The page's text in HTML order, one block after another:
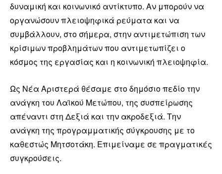
δυναμική και κοινωνικό αντίκτυπο. Αν μπορούν να
οργανώσουν πλειοψηφικά ρεύματα και να
συμβάλλουν, στο σήμερα, στην αντιμετώπιση των
κρίσιμων προβλημάτων που αντιμετωπίζει ο
κόσμος της εργασίας και η κοινωνική πλειοψηφία.
Ως Νέα Αριστερά θέσαμε στο δημόσιο πεδίο την
ανάγκη του Λαϊκού Μετώπου, της συσπείρωσης
απέναντι στη Δεξιά και την ακροδεξιά. Την
ανάγκη της προγραμματικής σύγκρουσης με το
καθεστώς Μητσοτάκη. Επιμείναμε σε πραγματικές
συγκρούσεις.